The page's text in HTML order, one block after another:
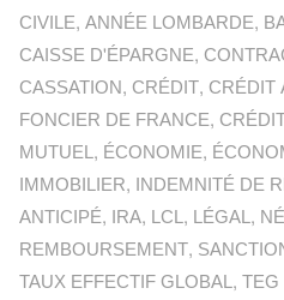
CIVILE,ANNÉE LOMBARDE,
CAISSE D'ÉPARGNE,
CASSATION, CRÉDIT, CRÉDIT
FONCIER DE FRANCE,
MUTUEL, ÉCONOMIE,
IMMOBILIER, INDEMNITÉ DE
ANTICIPÉ, IRA, LCL, LÉGAL,
REMBOURSEMENT,
TAUX EFFECTIF GLOBAL,TEG